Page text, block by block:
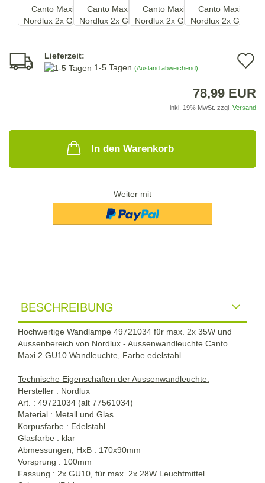
Lieferzeit:
1-5 Tagen (Ausland abweichend)
78,99 EUR
inkl. 19% MwSt. zzgl. Versand
In den Warenkorb
Weiter mit
BESCHREIBUNG
Hochwertige Wandlampe 49721034 für max. 2x 35W und
Aussenbereich von Nordlux - Aussenwandleuchte Canto
Maxi 2 GU10 Wandleuchte, Farbe edelstahl.
Technische Eigenschaften der Aussenwandleuchte:
Hersteller : Nordlux
Art. : 49721034 (alt 77561034)
Material : Metall und Glas
Korpusfarbe : Edelstahl
Glasfarbe : klar
Abmessungen, HxB : 170x90mm
Vorsprung : 100mm
Fassung : 2x GU10, für max. 2x 28W Leuchtmittel